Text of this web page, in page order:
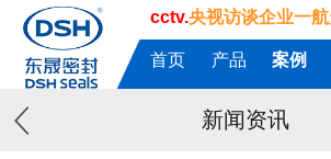
cctv.央视访谈企业一
首页 产品 案例
新闻资讯